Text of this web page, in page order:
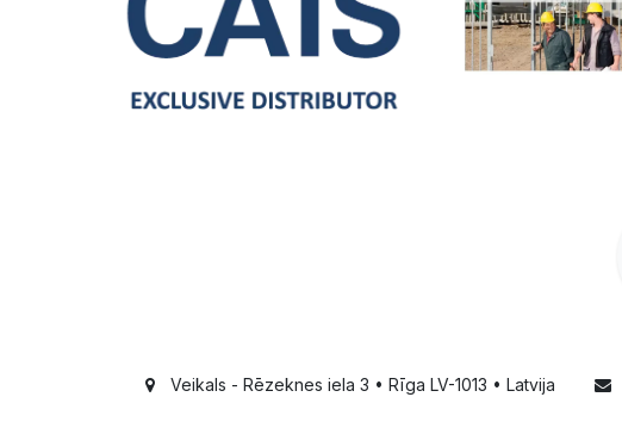
Veikals - Rēzeknes iela 3 • Rīga LV-1013 • Latvija